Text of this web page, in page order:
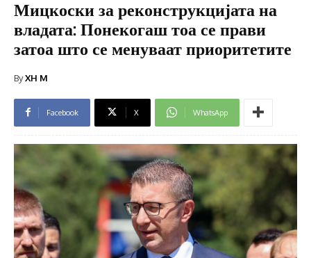
Мицкоски за реконструкцијата на
владата: Понекогаш тоа се прави
затоа што се менуваат приоритетите
ByXH M
Facebook X WhatsApp